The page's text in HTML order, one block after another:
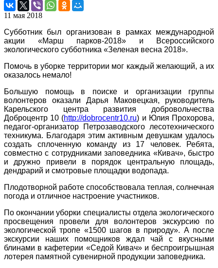
11 мая 2018
Субботник был организован в рамках международной
акции «Марш парков-2018» и Всероссийского
экологического субботника «Зеленая весна 2018».
Помочь в уборке территории мог каждый желающий, а их
оказалось немало!
Большую помощь в поиске и организации группы
волонтеров оказали Дарья Маковецкая, руководитель
Карельского центра развития добровольчества
Доброцентр 10 (http://dobrocentr10.ru) и Юлия Прохорова,
педагог-организатор Петрозаводского лесотехнического
техникума. Благодаря этим активным девушкам удалось
создать сплоченную команду из 17 человек. Ребята,
совместно с сотрудниками заповедника «Кивач», быстро
и дружно привели в порядок центральную площадь,
дендрарий и смотровые площадки водопада.
Плодотворной работе способствовала теплая, солнечная
погода и отличное настроение участников.
По окончании уборки специалисты отдела экологического
просвещения провели для волонтеров экскурсию по
экологической тропе «1500 шагов в природу». А после
экскурсии наших помощников ждал чай с вкусными
блинами в кафетерии «Седой Кивач» и беспроигрышная
лотерея памятной сувенирной продукции заповедника.